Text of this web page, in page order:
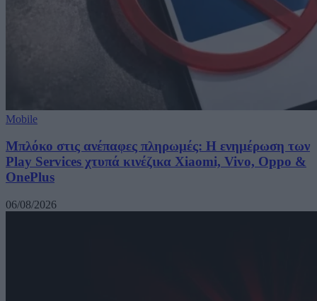
Mobile
Μπλόκο στις ανέπαφες πληρωμές: Η ενημέρωση των
Play Services χτυπά κινέζικα Xiaomi, Vivo, Oppo &
OnePlus
06/08/2026